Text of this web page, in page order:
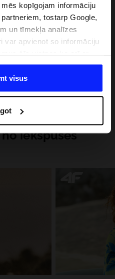
kopīgojam informāciju
tostarp Google,
un tīmekļa analīzes
var apvienot so informāciju
viņu pakalpojumus. Ar
Jūsu personas datus
veidu, kadā tiek rādīta
piedāvātos risinajumus
informāciju var atrast
"Detaļas".
visus
iekšpuses